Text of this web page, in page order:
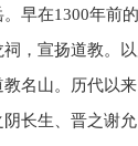
。早在1300年前
，宣扬道教。
名山。历代以
阴长生、晋之谢